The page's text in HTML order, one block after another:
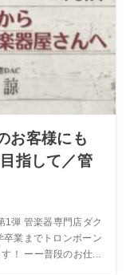
お客様にも
指して／管
1弾 管楽器専門店ダク
卒業までトロンボーン
！ ーー普段のお仕...